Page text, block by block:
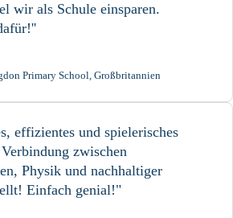
wir als Schule einsparen.
Primary School, Großbritannien
effizientes und spielerisches
zwischen
Physik und nachhaltiger
Einfach genial!"